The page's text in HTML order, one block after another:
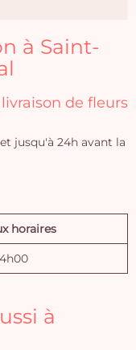
à Saint-
de fleurs
jusqu'à 24h avant la
horaires
à